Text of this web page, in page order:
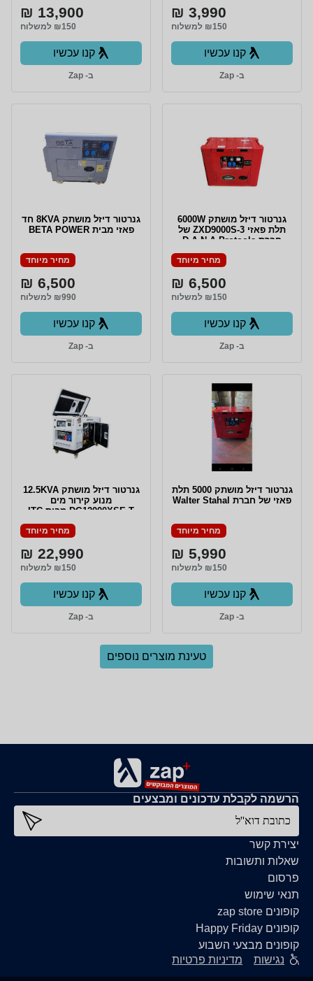
3,990 ₪
₪150 למשלוח
קנו עכשיו
ב- Zap
13,900 ₪
₪150 למשלוח
קנו עכשיו
ב- Zap
גנרטור דיזל מושתק 6000W
תלת פאזי ZXD9000S-3 של
חברת D.A.N.A Protools
מחיר מיוחד
6,500 ₪
₪150 למשלוח
קנו עכשיו
ב- Zap
גנרטור דיזל מושתק 8KVA חד
פאזי מבית BETA POWER
מחיר מיוחד
6,500 ₪
₪990 למשלוח
קנו עכשיו
ב- Zap
גנרטור דיזל מושתק 5000 תלת
פאזי של חברת Walter Stahal
מחיר מיוחד
5,990 ₪
₪150 למשלוח
קנו עכשיו
ב- Zap
גנרטור דיזל מושתק 12.5KVA
מנוע קירור מים
DG12000XSE-T מבית ITC
POWER
מחיר מיוחד
22,990 ₪
₪150 למשלוח
קנו עכשיו
ב- Zap
טעינת מוצרים נוספים
יצירת קשר
שאלות ותשובות
פרסום
תנאי שימוש
קופונים zap store
קופונים Happy Friday
קופונים מבצעי השבוע
הרשמה לקבלת עדכונים ומבצעים
כתובת דוא''ל
נגישות מדיניות פרטיות